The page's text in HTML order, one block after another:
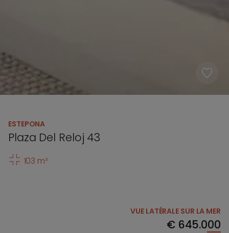
ESTEPONA
Plaza Del Reloj 43
103 m²
VUE LATÉRALE SUR LA MER
€645.000